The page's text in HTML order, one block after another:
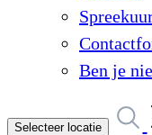
Ben je
Selecteer locatie